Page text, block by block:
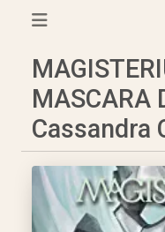
MASCARA
Cassandra